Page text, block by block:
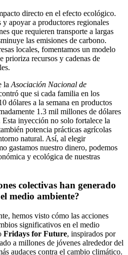
directo en el efecto ecológico.
apoyar a productores regionales
que requieren transporte a largas
las emisiones de carbono.
locales, fomentamos un modelo
prioriza recursos y cadenas de
laAsociación Nacional de
que si cada familia en los
dólares a la semana en productos
1.3 mil millones de dólares
inyección no solo fortalece la
potencia prácticas agrícolas
natural. Así, al elegir
gastamos nuestro dinero, podemos
y ecológica de nuestras
colectivas han generado
medio ambiente?
hemos visto cómo las acciones
significativos en el medio
Fridays for Future, inspirados por
a millones de jóvenes alrededor del
audaces contra el cambio climático.